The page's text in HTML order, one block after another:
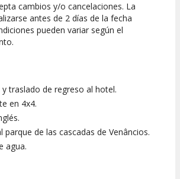
cambios y/o cancelaciones. La
antes de 2 días de la fecha
pueden variar según el
y traslado de regreso al hotel.
en 4x4.
parque de las cascadas de Venâncios.
agua.